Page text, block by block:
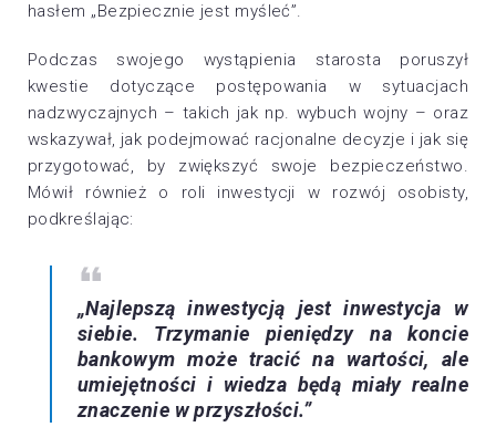
hasłem „Bezpiecznie jest myśleć”.
Podczas swojego wystąpienia starosta poruszył
kwestie dotyczące postępowania w sytuacjach
nadzwyczajnych – takich jak np. wybuch wojny – oraz
wskazywał, jak podejmować racjonalne decyzje i jak się
przygotować, by zwiększyć swoje bezpieczeństwo.
Mówił również o roli inwestycji w rozwój osobisty,
podkreślając:
„Najlepszą inwestycją jest inwestycja w
siebie. Trzymanie pieniędzy na koncie
bankowym może tracić na wartości, ale
umiejętności i wiedza będą miały realne
znaczenie w przyszłości.”